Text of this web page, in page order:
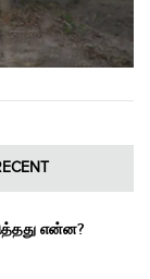
என்ன?